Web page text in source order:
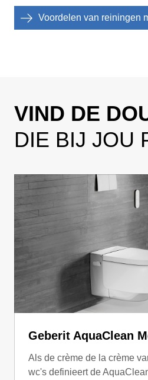
Voordelen van reiningen
VIND DE
DIE BIJ JOU
Geberit AquaClean
Als de crème de la crème
wc's definieert de